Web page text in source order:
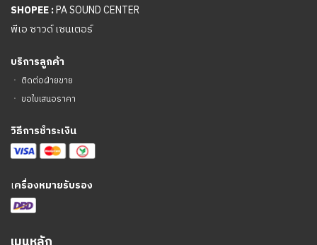
SHOPEE :PA SOUND CENTER
พีเอ ซาวด์ เซนเตอร์
บริการลูกค้า
ㆍ ติดต่อฝ่ายขาย
ㆍ ขอใบเสนอราคา
วิธีการชำระเงิน
เครื่องหมายรับรอง